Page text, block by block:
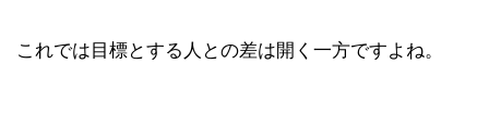
これでは目標とする人との差は開く一方ですよね。